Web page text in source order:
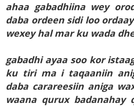
ahaa gabadhiina wey
daba ordeen sidi loo
wexey hal mar ku wada
gabadhi ayaa soo kor
ku tiri ma i taqaaniin
daba carareesiin aniga
waana qurux badanahay